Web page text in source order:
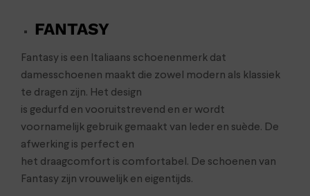
FANTASY
Fantasy is een Italiaans schoenenmerk dat
damesschoenen maakt die zowel modern als klassiek
te dragen zijn. Het design
is gedurfd en vooruitstrevend en er wordt
voornamelijk gebruik gemaakt van leder en suède. De
afwerking is perfect en
het draagcomfort is comfortabel. De schoenen van
Fantasy zijn vrouwelijk en eigentijds.